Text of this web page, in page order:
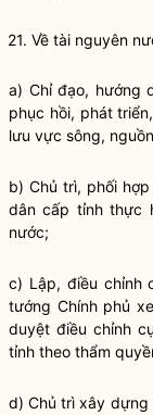
21. Về tài nguyên
a) Chỉ đạo, hướng
phục hồi, phát
lưu vực sông,
b) Chủ trì, phối
dân cấp tỉnh thực
nước;
c) Lập, điều chỉnh
tướng Chính phủ
duyệt điều chỉnh
tỉnh theo thẩm
d) Chủ trì xây